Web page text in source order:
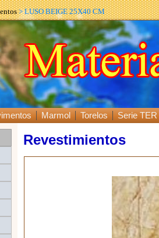
> LUSO BEIGE 25X40 CM
Marmol Torelos Serie TER
Revestimientos